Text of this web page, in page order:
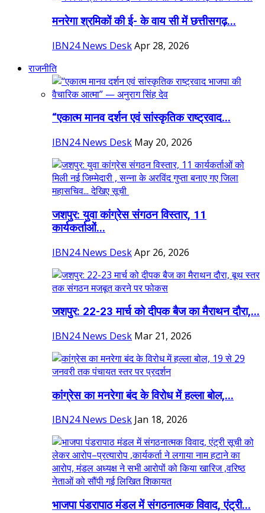
मनरेगा श्रमिकों की ई- के वाय सी में छत्तीसगढ़...
IBN24 News DeskApr 28, 2026
राजनीति
“एकात्म मानव दर्शन एवं सांस्कृतिक राष्ट्रवाद...
IBN24 News Desk May 20, 2026
जशपुर: युवा कांग्रेस संगठन विस्तार, 11
कार्यकर्ताओं...
IBN24 News DeskApr 26, 2026
जशपुर: 22-23 मार्च को दीपक बैज का मैराथन दौरा,...
IBN24 News Desk Mar 21, 2026
कांग्रेस का मनरेगा बंद के विरोध में हल्ला बोल,...
IBN24 News Desk Jan 18, 2026
भाजपा पंडरापाठ मंडल में संगठनात्मक विवाद, एंट्री...